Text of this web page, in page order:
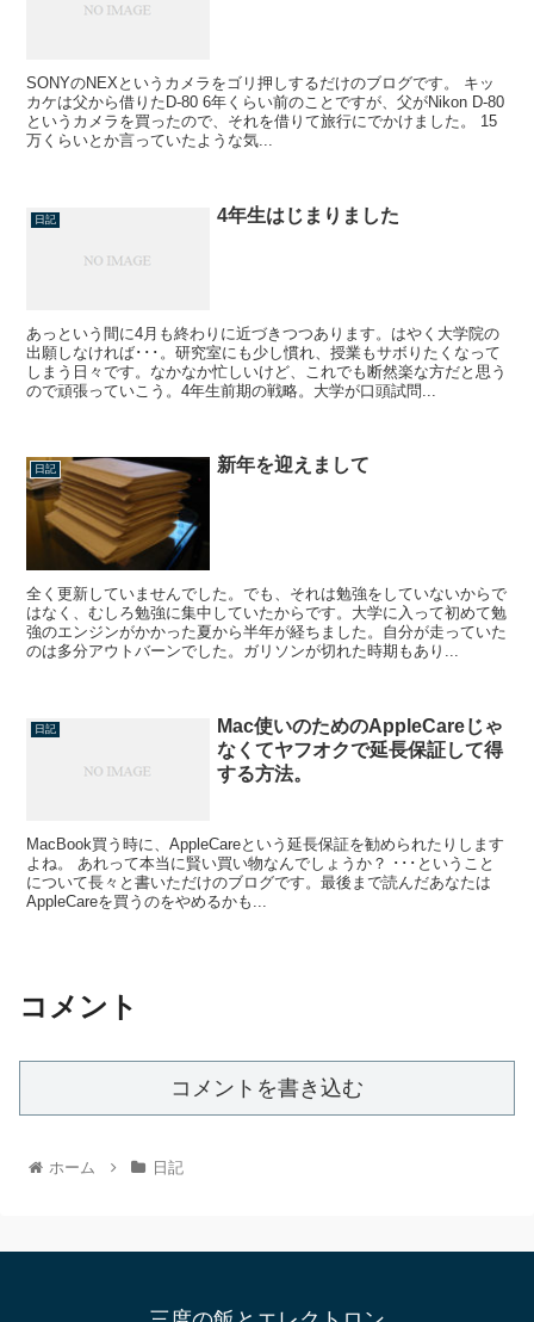
SONYのNEXというカメラをゴリ押しするだけのブログです。 キッ
カケは父から借りたD-80 6年くらい前のことですが、父がNikon D-80
というカメラを買ったので、それを借りて旅行にでかけました。 15
万くらいとか言っていたような気...
日記 4年生はじまりました
あっという間に4月も終わりに近づきつつあります。はやく大学院の
出願しなければ･･･。研究室にも少し慣れ、授業もサボりたくなって
しまう日々です。なかなか忙しいけど、これでも断然楽な方だと思う
ので頑張っていこう。4年生前期の戦略。大学が口頭試問...
日記 新年を迎えまして
全く更新していませんでした。でも、それは勉強をしていないからで
はなく、むしろ勉強に集中していたからです。大学に入って初めて勉
強のエンジンがかかった夏から半年が経ちました。自分が走っていた
のは多分アウトバーンでした。ガリソンが切れた時期もあり...
日記
Mac使いのためのAppleCareじゃ
なくてヤフオクで延長保証して得
する方法。
MacBook買う時に、AppleCareという延長保証を勧められたりします
よね。 あれって本当に賢い買い物なんでしょうか？ ･･･ということ
について長々と書いただけのブログです。最後まで読んだあなたは
AppleCareを買うのをやめるかも...
コメント
コメントを書き込む
ホーム 日記